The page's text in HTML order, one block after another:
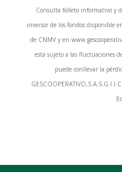
Consulta folleto informativo y
inversor de los fondos disponible
de CNMV y en
está sujeto a las fluctuaciones
puede conllevar la